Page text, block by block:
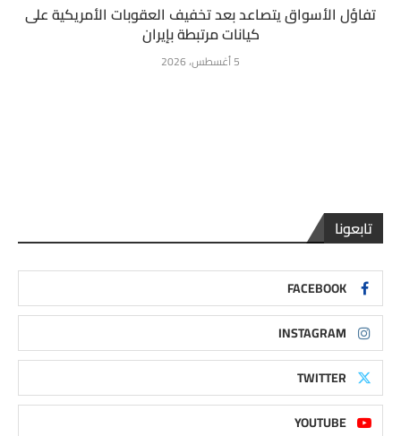
تفاؤل الأسواق يتصاعد بعد تخفيف العقوبات الأمريكية على
كيانات مرتبطة بإيران
5 أغسطس، 2026
تابعونا
FACEBOOK
INSTAGRAM
TWITTER
YOUTUBE